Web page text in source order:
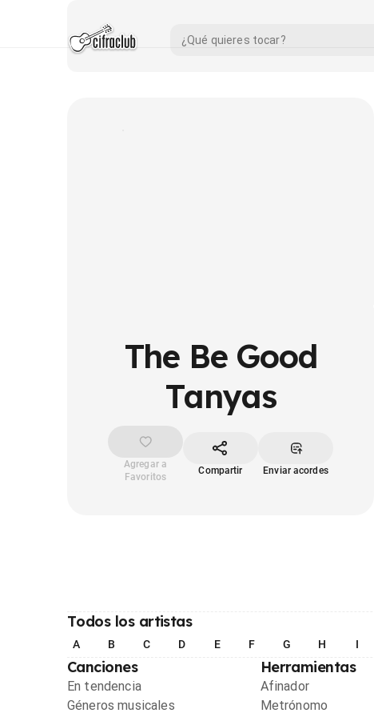
The Be Good
Tanyas
Agregar a
Favoritos
Compartir Enviar acordes
Todos los artistas
A B C D E F G H I
Canciones
En tendencia
Géneros musicales
Herramientas
Afinador
Metrónomo